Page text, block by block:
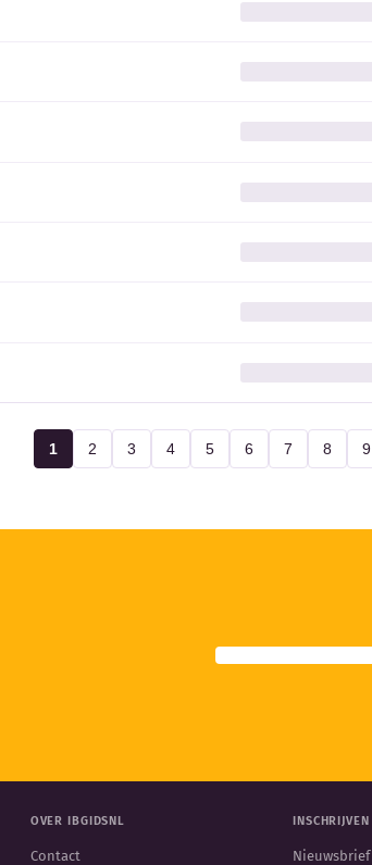
1 2 3 4 5 6 7 8 9
OVER IBGIDSNL
Contact
INSCHRIJVEN
Nieuwsbrief